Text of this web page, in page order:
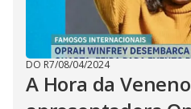
DO R7/08/04/2024
A Hora da